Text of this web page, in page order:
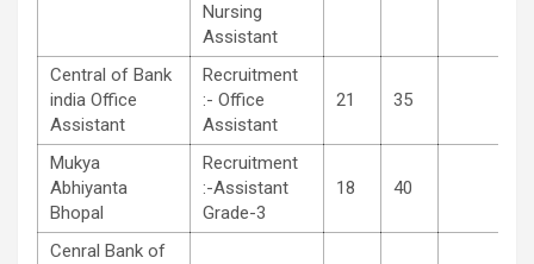
Nursing
Assistant
Central of Bank
india Office
Assistant
Recruitment
:- Office
Assistant
21 35
Mukya
Abhiyanta
Bhopal
Recruitment
:-Assistant
Grade-3
18 40
Cenral Bank of